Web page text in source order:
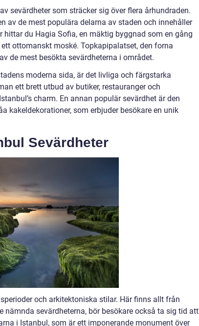
sevärdheter som sträcker sig över flera århundraden.
av de mest populära delarna av staden och innehåller
hittar du Hagia Sofia, en mäktig byggnad som en gång
ottomanskt moské. Topkapipalatset, den forna
de mest besökta sevärdheterna i området.
moderna sida, är det livliga och färgstarka
ett brett utbud av butiker, restauranger och
charm. En annan populär sevärdhet är den
kakeldekorationer, som erbjuder besökare en unik
Sevärdheter
och arkitektoniska stilar. Här finns allt från
nämnda sevärdheterna, bör besökare också ta sig tid att
i Istanbul, som är ett imponerande monument över